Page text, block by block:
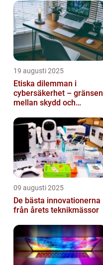
19 augusti 2025
Etiska dilemman i
cybersäkerhet – gränsen
mellan skydd och
09 augusti 2025
De bästa innovationerna
från årets teknikmässor